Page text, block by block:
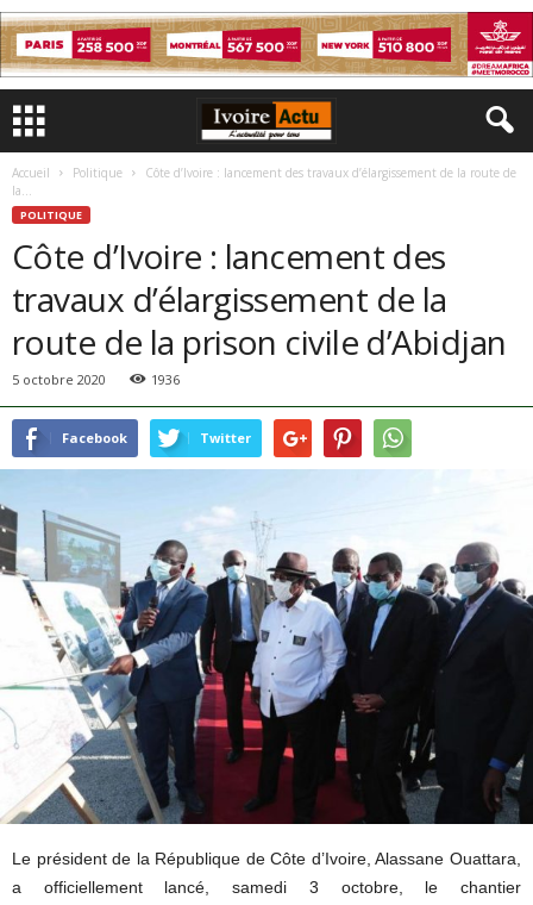
Accueil Politique
Côte d’Ivoire : lancement des travaux d’élargissement de la route de
la...
POLITIQUE
Côte d’Ivoire : lancement des
travaux d’élargissement de la
route de la prison civile d’Abidjan
5 octobre 2020 1936
Facebook Twitter
Le président de la République de Côte d’Ivoire, Alassane Ouattara,
a officiellement lancé, samedi 3 octobre, le chantier